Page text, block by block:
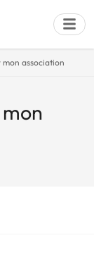
association